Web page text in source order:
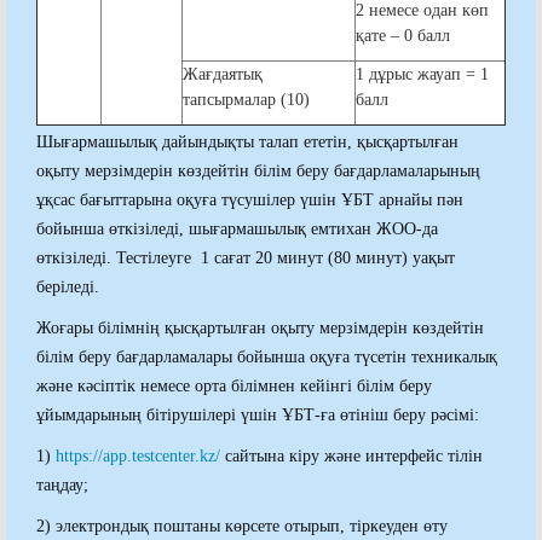
2 немесе одан көп
қате – 0 балл
Жағдаятық
тапсырмалар (10)
1 дұрыс жауап = 1
балл
Шығармашылық дайындықты талап ететін, қысқартылған
оқыту мерзімдерін көздейтін білім беру бағдарламаларының
ұқсас бағыттарына оқуға түсушілер үшін ҰБТ арнайы пән
бойынша өткізіледі, шығармашылық емтихан ЖОО-да
өткізіледі. Тестілеуге 1 сағат 20 минут (80 минут) уақыт
беріледі.
Жоғары білімнің қысқартылған оқыту мерзімдерін көздейтін
білім беру бағдарламалары бойынша оқуға түсетін техникалық
және кәсіптік немесе орта білімнен кейінгі білім беру
ұйымдарының бітірушілері үшін ҰБТ-ға өтініш беру рәсімі:
1) https://app.testcenter.kz/ сайтына кіру және интерфейс тілін
таңдау;
2) электрондық поштаны көрсете отырып, тіркеуден өту